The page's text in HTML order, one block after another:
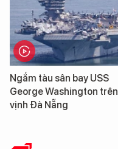
Cảnh sát diễn tập đấu
súng với khủng bố, bảo vệ
yếu nhân